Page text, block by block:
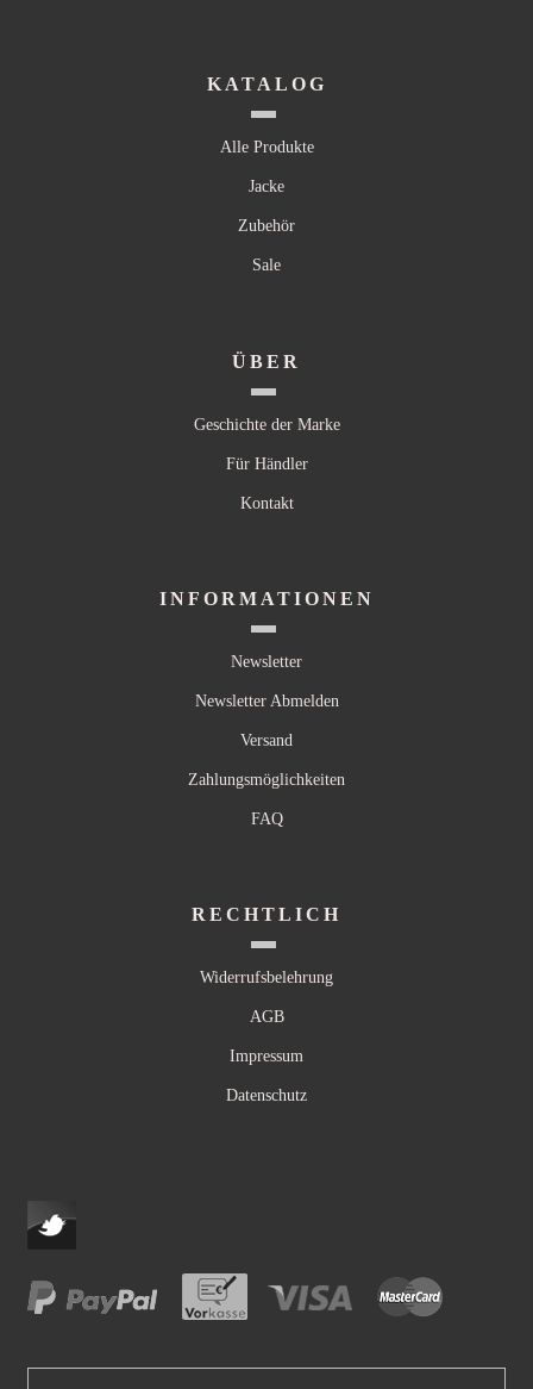
KATALOG
Alle Produkte
Jacke
Zubehör
Sale
ÜBER
Geschichte der Marke
Für Händler
Kontakt
INFORMATIONEN
Newsletter
Newsletter Abmelden
Versand
Zahlungsmöglichkeiten
FAQ
RECHTLICH
Widerrufsbelehrung
AGB
Impressum
Datenschutz